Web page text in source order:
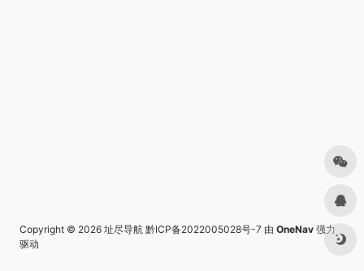
Copyright © 2026 址尽导航 黔ICP备2022005028号-7 由 OneNav 强力
驱动